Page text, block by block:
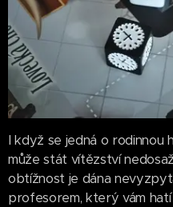
I když se jedná o rodinnou
může stát vítězství
obtížnost je dána
profesorem, který vám